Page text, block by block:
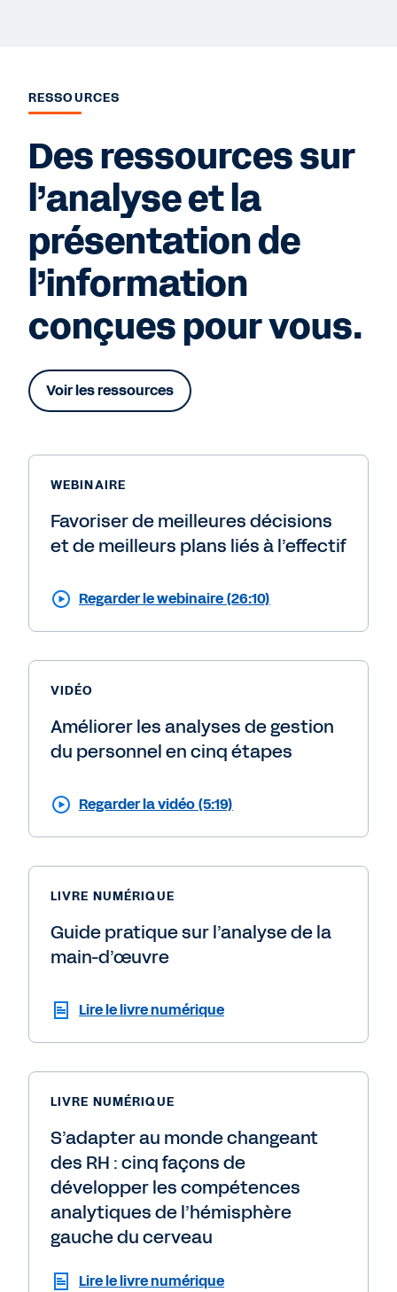
RESSOURCES
Des ressources sur
l’analyse et la
présentation de
l’information
conçues pour vous.
Voir les ressources
WEBINAIRE
Favoriser de meilleures décisions
et de meilleurs plans liés à l’effectif
Regarder le webinaire (26:10)
VIDÉO
Améliorer les analyses de gestion
du personnel en cinq étapes
Regarder la vidéo (5:19)
LIVRE NUMÉRIQUE
Guide pratique sur l’analyse de la
main-d’œuvre
Lire le livre numérique
LIVRE NUMÉRIQUE
S’adapter au monde changeant
des RH : cinq façons de
développer les compétences
analytiques de l’hémisphère
gauche du cerveau
Lire le livre numérique